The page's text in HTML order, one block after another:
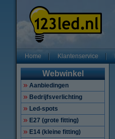
Home Klantenservice
Webwinkel
Aanbiedingen
Bedrijfsverlichting
Led-spots
E27 (grote fitting)
E14 (kleine fitting)